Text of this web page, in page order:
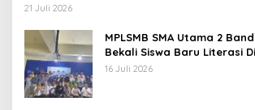
21 Juli 2026
MPLSMB SMA Utama 2
Bekali Siswa Baru Literasi
Jurnalistik, dan Etika
16 Juli 2026